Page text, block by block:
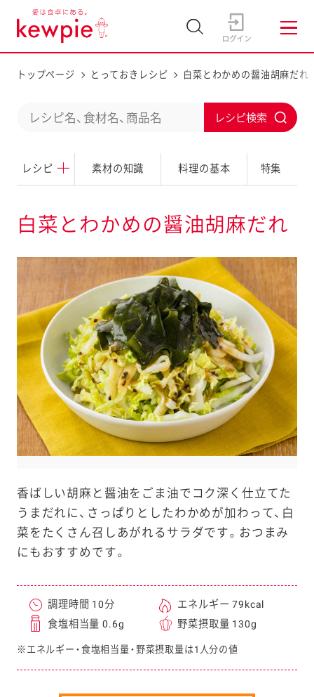
トップページ とっておきレシピ 白菜とわかめの醤油胡麻だれ
レシピ 素材の知識 料理の基本 特集
d
c
e
a
r
c
h
b
t
白菜とわかめの醤油胡麻だれ
香ばしい胡麻と醤油をごま油でコク深く仕立てた
うまだれに、さっぱりとしたわかめが加わって、白
菜をたくさん召しあがれるサラダです。おつまみ
にもおすすめです。
調理時間 10分
エネルギー 79kcal
食塩相当量 0.6g
野菜摂取量 130g
※エネルギー・食塩相当量・野菜摂取量は1人分の値